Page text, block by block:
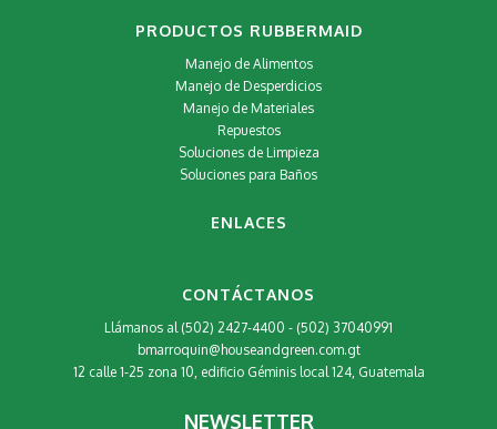
PRODUCTOS RUBBERMAID
Manejo de Alimentos
Manejo de Desperdicios
Manejo de Materiales
Repuestos
Soluciones de Limpieza
Soluciones para Baños
ENLACES
CONTÁCTANOS
Llámanos al (502) 2427-4400 - (502) 37040991
bmarroquin@houseandgreen.com.gt
12 calle 1-25 zona 10, edificio Géminis local 124, Guatemala
NEWSLETTER